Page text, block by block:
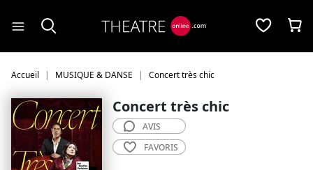
Accueil MUSIQUE & DANSE Concert très chic
Concert très chic
AVIS
FAVORIS